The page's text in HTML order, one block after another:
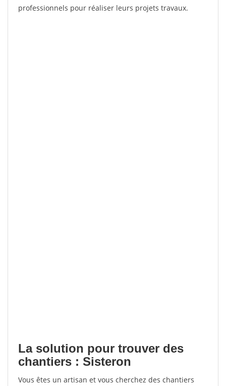
professionnels pour réaliser leurs projets travaux.
La solution pour trouver des
chantiers : Sisteron
Vous êtes un artisan et vous cherchez des chantiers